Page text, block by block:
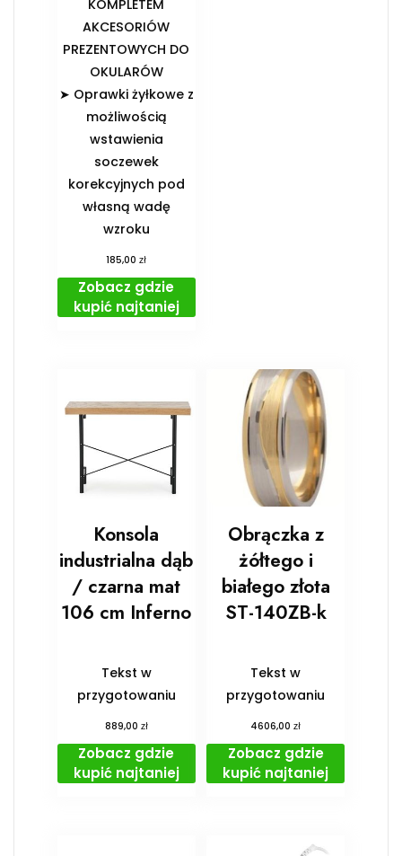
KOMPLETEM
AKCESORIÓW
PREZENTOWYCH DO
OKULARÓW️
➤ Oprawki żyłkowe z
możliwością
wstawienia
soczewek
korekcyjnych pod
własną wadę
wzroku
185,00zł
Zobacz gdzie
kupić najtaniej
Konsola
industrialna dąb
/ czarna mat
106 cm Inferno
Tekst w
przygotowaniu
889,00 zł
Zobacz gdzie
kupić najtaniej
Obrączka z
żółtego i
białego złota
ST-140ZB-k
Tekst w
przygotowaniu
4606,00zł
Zobacz gdzie
kupić najtaniej